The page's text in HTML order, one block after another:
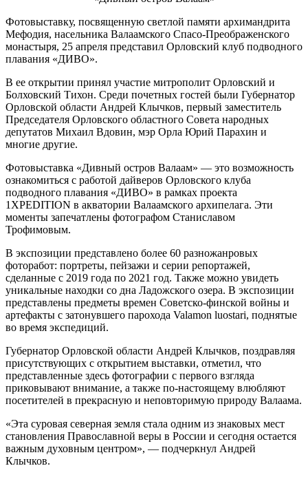
Фотовыставку, посвященную светлой памяти архимандрита
Мефодия, насельника Валаамского Спасо-Преображенского
монастыря, 25 апреля представил Орловский клуб подводного
плавания «ДИВО».
В ее открытии принял участие митрополит Орловский и
Болховский Тихон. Среди почетных гостей были Губернатор
Орловской области Андрей Клычков, первый заместитель
Председателя Орловского областного Совета народных
депутатов Михаил Вдовин, мэр Орла Юрий Парахин и
многие другие.
Фотовыставка «Дивный остров Валаам» — это возможность
ознакомиться с работой дайверов Орловского клуба
подводного плавания «ДИВО» в рамках проекта
1XPEDITION в акватории Валаамского архипелага. Эти
моменты запечатлены фотографом Станиславом
Трофимовым.
В экспозиции представлено более 60 разножанровых
фоторабот: портреты, пейзажи и серии репортажей,
сделанные с 2019 года по 2021 год. Также можно увидеть
уникальные находки со дна Ладожского озера. В экспозиции
представлены предметы времен Советско-финской войны и
артефакты с затонувшего парохода Valamon luostari, поднятые
во время экспедиций.
Губернатор Орловской области Андрей Клычков, поздравляя
присутствующих с открытием выставки, отметил, что
представленные здесь фотографии с первого взгляда
приковывают внимание, а также по-настоящему влюбляют
посетителей в прекрасную и неповторимую природу Валаама.
«Эта суровая северная земля стала одним из знаковых мест
становления Православной веры в России и сегодня остается
важным духовным центром», — подчеркнул Андрей
Клычков.